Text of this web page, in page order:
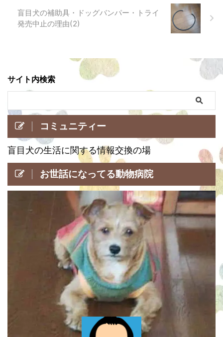
盲目犬の補助具・ドッグバンパー・トライ
発売中止の理由(2)
サイト内検索
コミュニティー
盲目犬の生活に関する情報交換の場
お世話になってる動物病院